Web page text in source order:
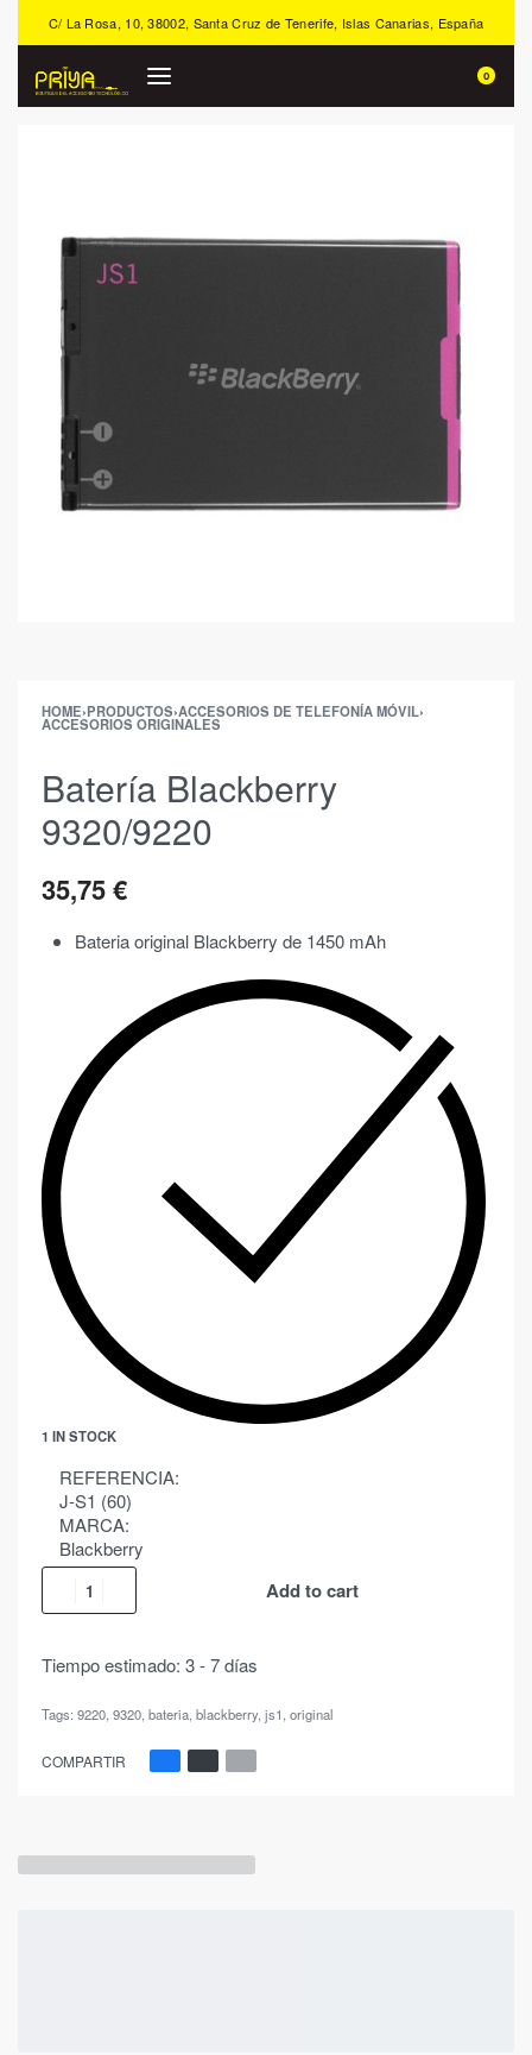
C/ La Rosa, 10, 38002, Santa Cruz de Tenerife, Islas Canarias, España
0
HOME›PRODUCTOS›ACCESORIOS DE TELEFONÍA MÓVIL›
ACCESORIOS ORIGINALES
Batería Blackberry
9320/9220
35,75€
Bateria original Blackberry de 1450 mAh
1 IN STOCK
REFERENCIA:
J-S1 (60)
MARCA:
Blackberry
Add to cart
Tiempo estimado: 3 - 7 días
Tags: 9220, 9320, bateria, blackberry, js1, original
COMPARTIR